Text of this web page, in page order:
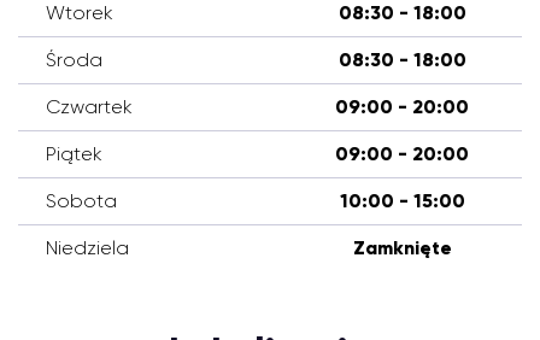
Wtorek 08:30 - 18:00
Środa 08:30 - 18:00
Czwartek 09:00 - 20:00
Piątek 09:00 - 20:00
Sobota 10:00 - 15:00
Niedziela Zamknięte